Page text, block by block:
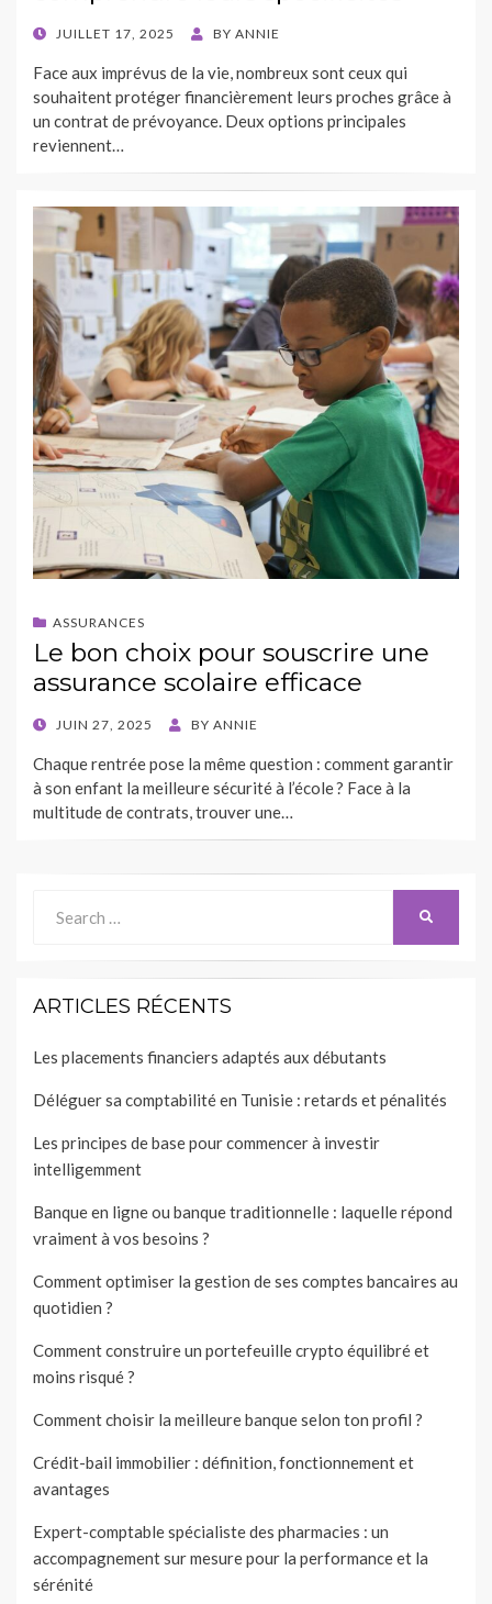
POSTEDJUILLET 17, 2025 BY ANNIE
Face aux imprévus de la vie, nombreux sont ceux qui
souhaitent protéger financièrement leurs proches grâce à
un contrat de prévoyance. Deux options principales
reviennent…
ASSURANCES
Le bon choix pour souscrire une
assurance scolaire efficace
POSTEDJUIN 27, 2025 BY ANNIE
Chaque rentrée pose la même question : comment garantir
à son enfant la meilleure sécurité à l’école ? Face à la
multitude de contrats, trouver une…
for:
ARTICLES RÉCENTS
Les placements financiers adaptés aux débutants
Déléguer sa comptabilité en Tunisie : retards et pénalités
Les principes de base pour commencer à investir
intelligemment
Banque en ligne ou banque traditionnelle : laquelle répond
vraiment à vos besoins ?
Comment optimiser la gestion de ses comptes bancaires au
quotidien ?
Comment construire un portefeuille crypto équilibré et
moins risqué ?
Comment choisir la meilleure banque selon ton profil ?
Crédit-bail immobilier : définition, fonctionnement et
avantages
Expert-comptable spécialiste des pharmacies : un
accompagnement sur mesure pour la performance et la
sérénité